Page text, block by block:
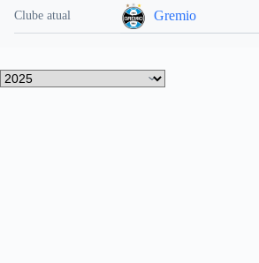
Clube atual Gremio